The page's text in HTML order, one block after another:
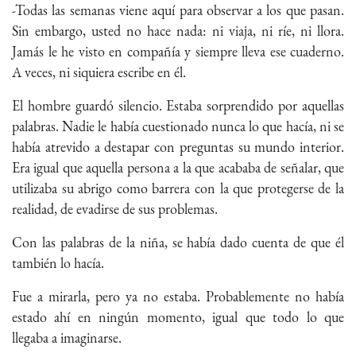
-Todas las semanas viene aquí para observar a los que pasan.
Sin embargo, usted no hace nada: ni viaja, ni ríe, ni llora.
Jamás le he visto en compañía y siempre lleva ese cuaderno.
A veces, ni siquiera escribe en él.
El hombre guardó silencio. Estaba sorprendido por aquellas
palabras. Nadie le había cuestionado nunca lo que hacía, ni se
había atrevido a destapar con preguntas su mundo interior.
Era igual que aquella persona a la que acababa de señalar, que
utilizaba su abrigo como barrera con la que protegerse de la
realidad, de evadirse de sus problemas.
Con las palabras de la niña, se había dado cuenta de que él
también lo hacía.
Fue a mirarla, pero ya no estaba. Probablemente no había
estado ahí en ningún momento, igual que todo lo que
llegaba a imaginarse.